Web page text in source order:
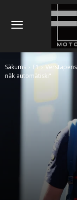
Sākums F1
nāk automātiski"